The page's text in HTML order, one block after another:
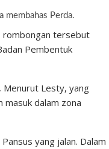
membahas Perda.
rombongan tersebut
Pembentuk
Menurut Lesty, yang
masuk dalam zona
yang jalan. Dalam